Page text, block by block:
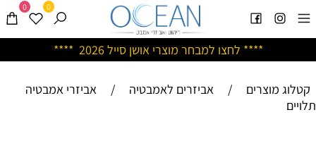
**** לחצו למבחר מוצרי אושן סייל 2026 ****
0 0
קטלוג מוצרים / אביזרים לאמבטיה /
אביזרי אמבטיה
תלויים